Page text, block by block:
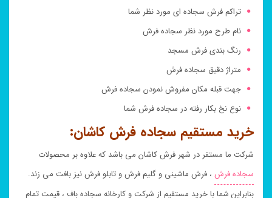
تراکم فرش سجاده ای مورد نظر شما
نام طرح مورد نظر سجاده فرش
رنگ بندی فرش مسجد
متراژ دقیق سجاده فرش
جهت قبله مکان مفروش نمودن سجاده فرش
نوع نخ بکار رفته در سجاده فرش شما
خرید مستقیم سجاده فرش کاشان:
شرکت ما مستقر در شهر فرش کاشان می باشد که علاوه بر محصولات
سجاده فرش ، فرش ماشینی و گلیم فرش و تابلو فرش نیز بافت می زند.
بنابراین شما با خرید مستقیم از شرکت و کارخانه سجاده باف ، قیمت تمام